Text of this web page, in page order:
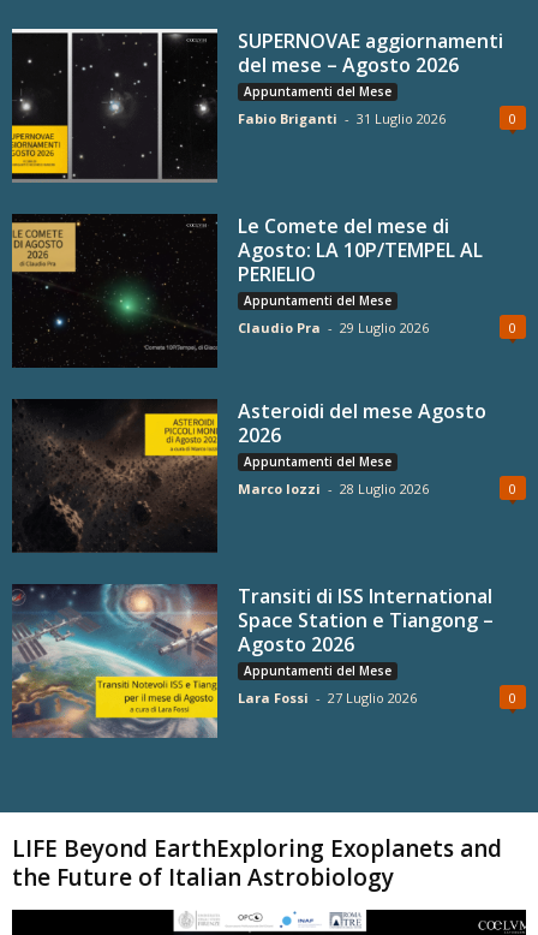
SUPERNOVAE aggiornamenti
del mese – Agosto 2026
Appuntamenti del Mese
Fabio Briganti - 31 Luglio 2026 0
Le Comete del mese di
Agosto: LA 10P/TEMPEL AL
PERIELIO
Appuntamenti del Mese
Claudio Pra - 29 Luglio 2026 0
Asteroidi del mese Agosto
2026
Appuntamenti del Mese
Marco Iozzi - 28 Luglio 2026 0
Transiti di ISS International
Space Station e Tiangong –
Agosto 2026
Appuntamenti del Mese
Lara Fossi - 27 Luglio 2026 0
LIFE Beyond EarthExploring Exoplanets and
the Future of Italian Astrobiology